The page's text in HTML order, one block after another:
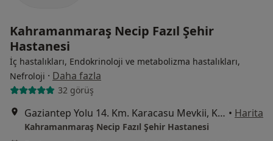
Kahramanmaraş Necip Fazıl Şehir
Hastanesi
İç hastalıkları, Endokrinoloji ve metabolizma hastalıkları,
Nefroloji · Daha fazla
32 görüş
Gaziantep Yolu 14. Km. Karacasu Mevkii, Kahramanmaraş • Harita
Kahramanmaraş Necip Fazıl Şehir Hastanesi